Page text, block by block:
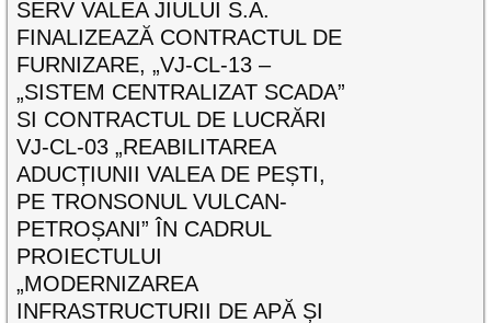
SERV VALEA JIULUI S.A.
FINALIZEAZĂ CONTRACTUL DE
FURNIZARE, „VJ-CL-13 –
„SISTEM CENTRALIZAT SCADA”
SI CONTRACTUL DE LUCRĂRI
VJ-CL-03 „REABILITAREA
ADUCȚIUNII VALEA DE PEȘTI,
PE TRONSONUL VULCAN-
PETROȘANI” ÎN CADRUL
PROIECTULUI
„MODERNIZAREA
INFRASTRUCTURII DE APĂ ȘI